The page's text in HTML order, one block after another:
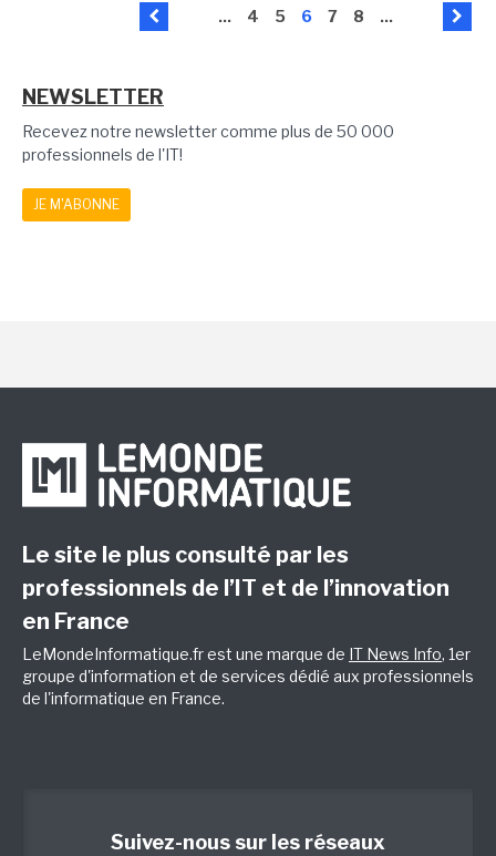
... 4 5 6 7 8 ...
NEWSLETTER
Recevez notre newsletter comme plus de 50 000
professionnels de l'IT!
JE M'ABONNE
Le site le plus consulté par les
professionnels de l’IT et de l’innovation
en France
LeMondeInformatique.fr est une marque de IT News Info, 1er
groupe d'information et de services dédié aux professionnels
de l'informatique en France.
Suivez-nous sur les réseaux